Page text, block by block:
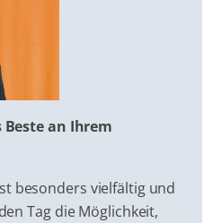
Beste an Ihrem
besonders vielfältig und
Tag die Möglichkeit,